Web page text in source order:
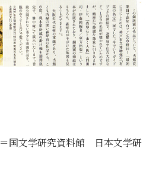
＝国文学研究資料館 日本文学研